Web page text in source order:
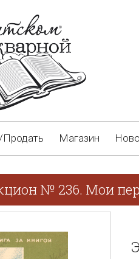
Продать Магазин
№ 236. Мои